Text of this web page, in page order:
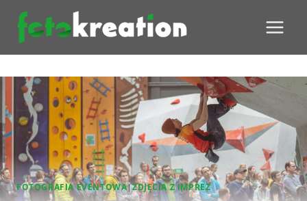
Przejdź
treści
FOTOGRAFIA EVENTOWA|ZDJĘCIA Z IMPREZ